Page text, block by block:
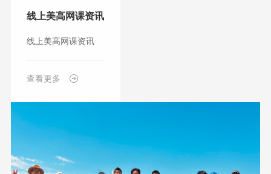
线上美高网课资讯
线上美高网课资讯
查看更多 